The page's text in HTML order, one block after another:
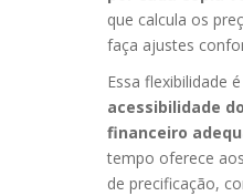
que calcula os
faça ajustes
Essa flexibilidade
acessibilidade
financeiro
tempo oferece
de precificação,